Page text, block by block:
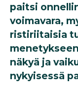
paitsi
voimavara,
ristiriitaisia
näkyä ja
nykyisessä